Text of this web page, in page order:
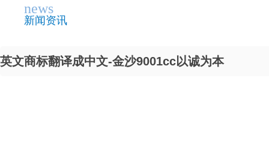
news
新闻资讯
英文商标翻译成中文-金沙9001cc以诚为本